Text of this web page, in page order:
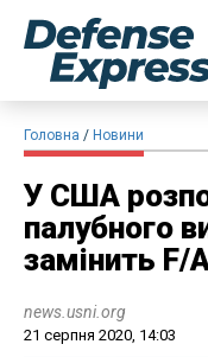
Головна Новини
У США
палубного
замінить F/
news.usni.org
21 серпня 2020, 14:03